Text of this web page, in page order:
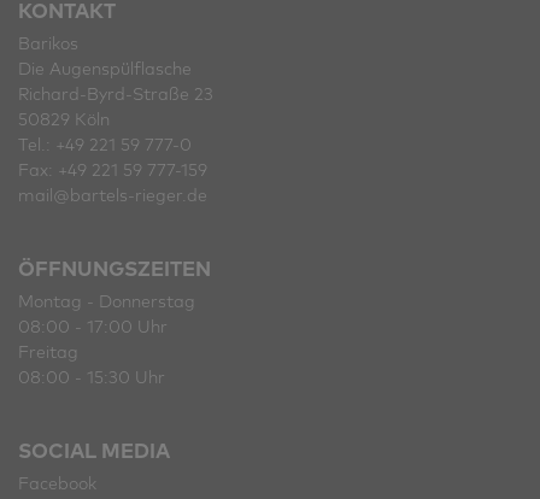
KONTAKT
Barikos
Die Augenspülflasche
Richard-Byrd-Straße 23
50829 Köln
Tel.: +49 221 59 777-0
Fax: +49 221 59 777-159
mail@bartels-rieger.de
ÖFFNUNGSZEITEN
Montag - Donnerstag
08:00 - 17:00 Uhr
Freitag
08:00 - 15:30 Uhr
SOCIAL MEDIA
Facebook